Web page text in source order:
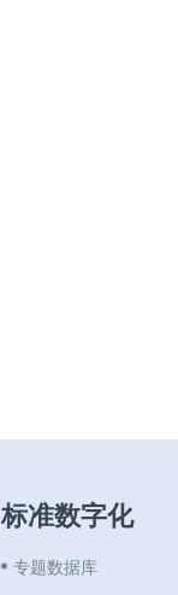
标准数字化
专题数据库